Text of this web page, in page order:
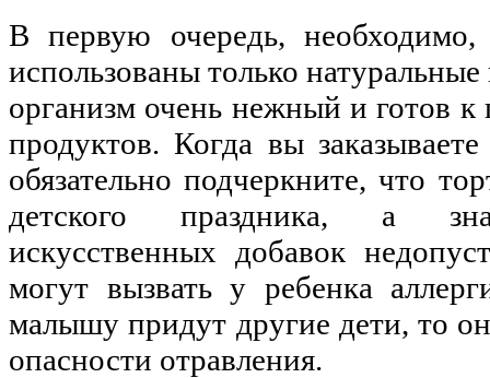
В первую очередь,
использованы только
организм очень нежный и готов к
продуктов. Когда вы
обязательно подчеркните, что
детского праздника, а
искусственных добавок
могут вызвать у ребенка
малышу придут другие дети, то
опасности отравления.